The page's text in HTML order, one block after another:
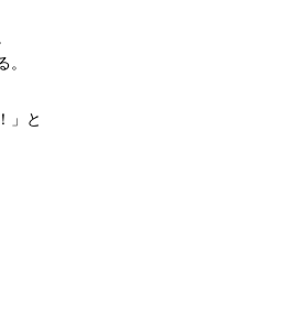
。
」と